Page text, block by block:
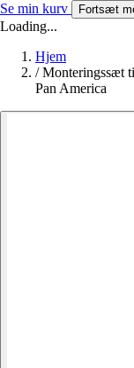
Se min kurv Fortsæt
Loading...
Hjem
/ Monteringssæt
Pan America